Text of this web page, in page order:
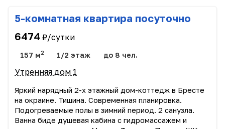
5-комнатная квартира посуточно
6474 ₽/сутки
157 м2 1/2 этаж до 8 чел.
Утренняя дом 1
Яркий нарядный 2-х этажный дом-коттедж в Бресте
на окраине. Тишина. Современная планировка.
Подогреваемые полы в зимний период. 2 санузла.
Ванна биде душевая кабина с гидромассажем и